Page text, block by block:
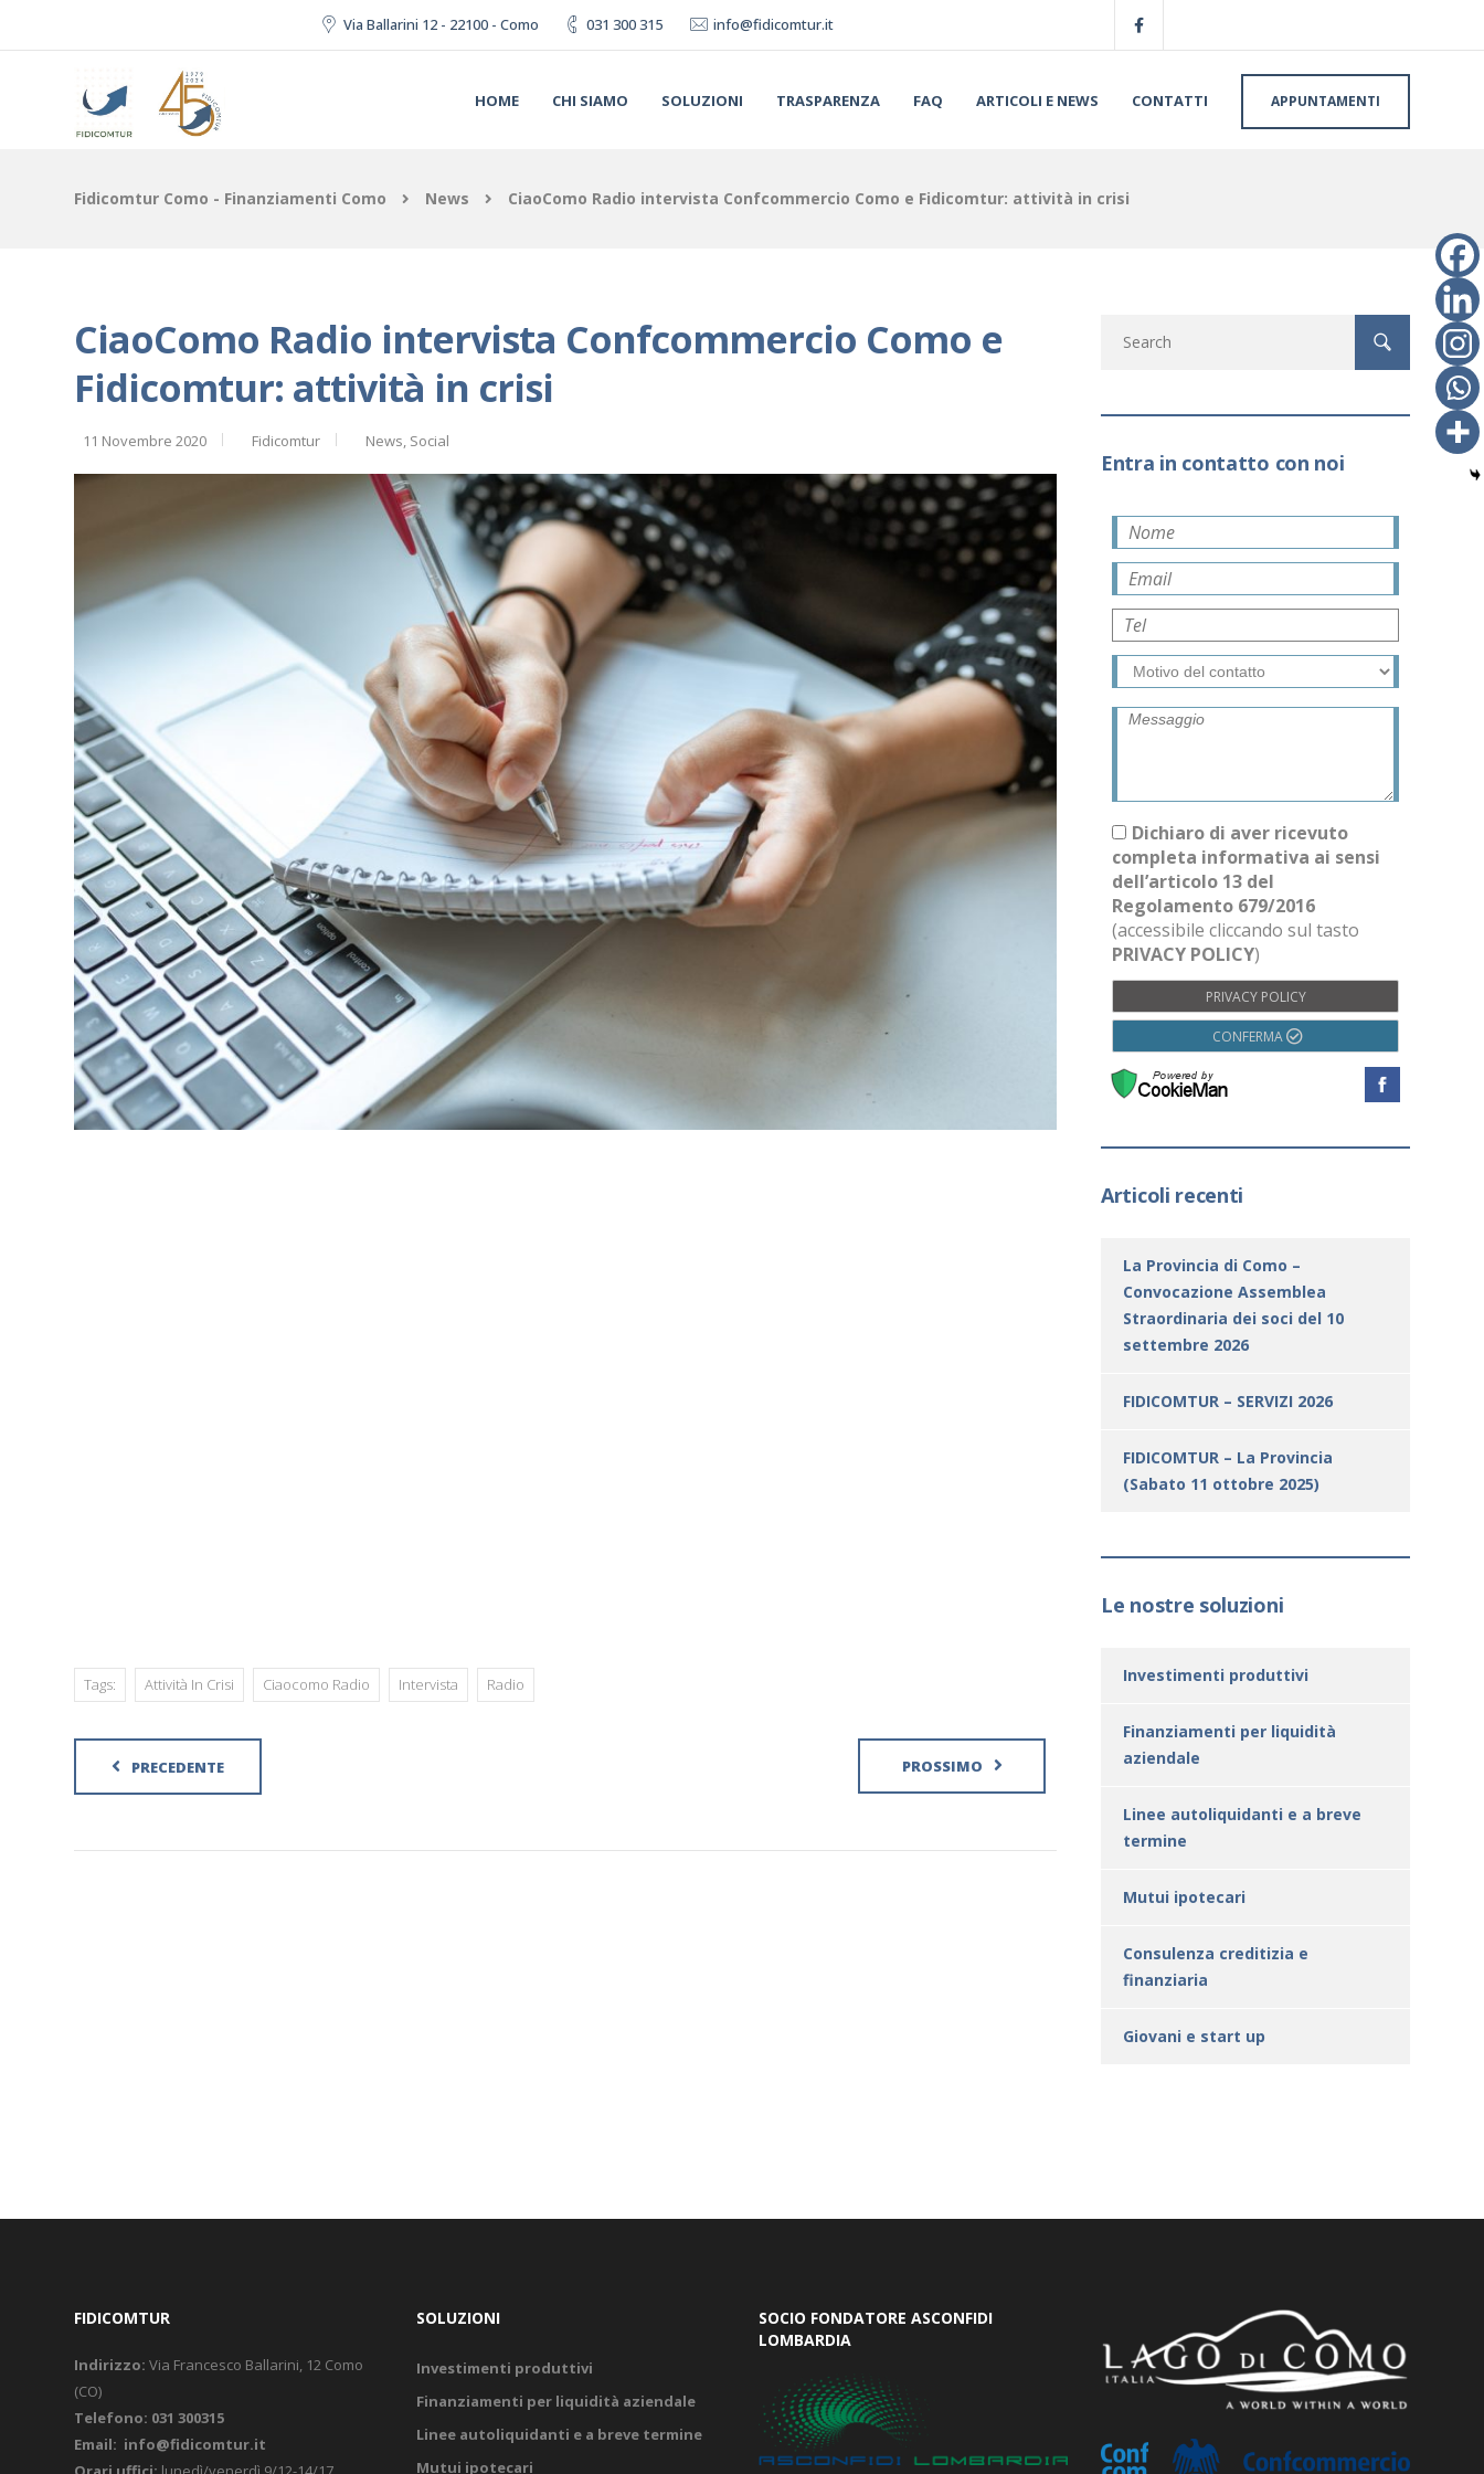
Via Ballarini 12 - 22100 - Como 031 300 315 info@fidicomtur.it
HOME CHI SIAMO SOLUZIONI TRASPARENZA FAQ ARTICOLI E NEWS CONTATTI APPUNTAMENTI
Fidicomtur Como - Finanziamenti Como News CiaoComo Radio intervista Confcommercio Como e Fidicomtur: attività in crisi
CiaoComo Radio intervista Confcommercio Como e
Fidicomtur: attività in crisi
11 Novembre 2020 Fidicomtur News, Social
Tags: Attività In Crisi Ciaocomo Radio Intervista Radio
PRECEDENTE PROSSIMO
Entra in contatto con noi
Dichiaro di aver ricevuto
completa informativa ai sensi
dell’articolo 13 del
Regolamento 679/2016
(accessibile cliccando sul tasto
PRIVACY POLICY)
PRIVACY POLICY
CONFERMA
Articoli recenti
La Provincia di Como –
Convocazione Assemblea
Straordinaria dei soci del 10
settembre 2026
FIDICOMTUR – SERVIZI 2026
FIDICOMTUR – La Provincia
(Sabato 11 ottobre 2025)
Le nostre soluzioni
Investimenti produttivi
Finanziamenti per liquidità
aziendale
Linee autoliquidanti e a breve
termine
Mutui ipotecari
Consulenza creditizia e
finanziaria
Giovani e start up
FIDICOMTUR
Indirizzo: Via Francesco Ballarini, 12 Como
(CO)
Telefono: 031 300315
Email: info@fidicomtur.it
SOLUZIONI
Investimenti produttivi
Finanziamenti per liquidità aziendale
Linee autoliquidanti e a breve termine
Mutui ipotecari
SOCIO FONDATORE ASCONFIDI
LOMBARDIA